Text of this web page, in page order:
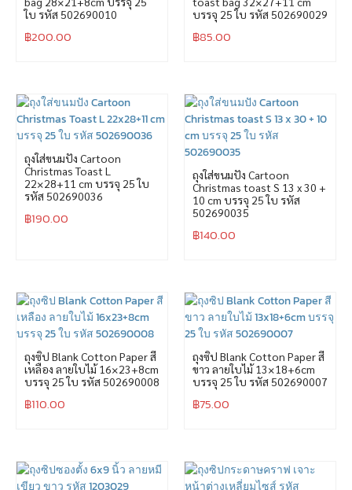
ใบ รหัส 502690010
฿200.00
บรรจุ 25 ใบ รหัส 502690029
฿85.00
ถุงใส่ขนมปัง Cartoon
Christmas Toast L
22×28+11 cm บรรจุ 25 ใบ
รหัส 502690036
฿190.00
ถุงใส่ขนมปัง Cartoon
Christmas toast S 13 x 30 +
10 cm บรรจุ 25 ใบ รหัส
502690035
฿140.00
ถุงซิป Blank Cotton Paper สี
เหลือง ลายใบไม้ 16×23+8cm
บรรจุ 25 ใบ รหัส 502690008
฿110.00
ถุงซิป Blank Cotton Paper สี
ขาว ลายใบไม้ 13×18+6cm
บรรจุ 25 ใบ รหัส 502690007
฿75.00